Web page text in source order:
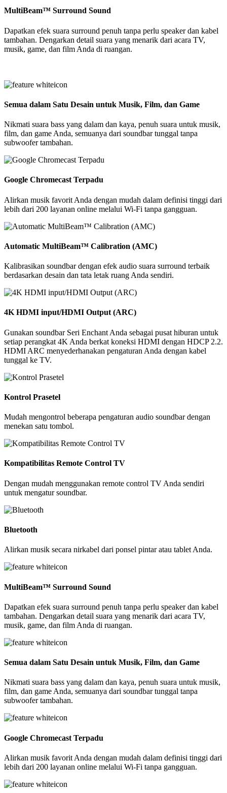
MultiBeam™ Surround Sound
Dapatkan efek suara surround penuh tanpa perlu speaker dan kabel
tambahan. Dengarkan detail suara yang menarik dari acara TV,
musik, game, dan film Anda di ruangan.
Semua dalam Satu Desain untuk Musik, Film, dan Game
Nikmati suara bass yang dalam dan kaya, penuh suara untuk musik,
film, dan game Anda, semuanya dari soundbar tunggal tanpa
subwoofer tambahan.
Google Chromecast Terpadu
Alirkan musik favorit Anda dengan mudah dalam definisi tinggi dari
lebih dari 200 layanan online melalui Wi-Fi tanpa gangguan.
Automatic MultiBeam™ Calibration (AMC)
Kalibrasikan soundbar dengan efek audio suara surround terbaik
berdasarkan desain dan tata letak ruang Anda sendiri.
4K HDMI input/HDMI Output (ARC)
Gunakan soundbar Seri Enchant Anda sebagai pusat hiburan untuk
setiap perangkat 4K Anda berkat koneksi HDMI dengan HDCP 2.2.
HDMI ARC menyederhanakan pengaturan Anda dengan kabel
tunggal ke TV.
Kontrol Prasetel
Mudah mengontrol beberapa pengaturan audio soundbar dengan
menekan satu tombol.
Kompatibilitas Remote Control TV
Dengan mudah menggunakan remote control TV Anda sendiri
untuk mengatur soundbar.
Bluetooth
Alirkan musik secara nirkabel dari ponsel pintar atau tablet Anda.
MultiBeam™ Surround Sound
Dapatkan efek suara surround penuh tanpa perlu speaker dan kabel
tambahan. Dengarkan detail suara yang menarik dari acara TV,
musik, game, dan film Anda di ruangan.
Semua dalam Satu Desain untuk Musik, Film, dan Game
Nikmati suara bass yang dalam dan kaya, penuh suara untuk musik,
film, dan game Anda, semuanya dari soundbar tunggal tanpa
subwoofer tambahan.
Google Chromecast Terpadu
Alirkan musik favorit Anda dengan mudah dalam definisi tinggi dari
lebih dari 200 layanan online melalui Wi-Fi tanpa gangguan.